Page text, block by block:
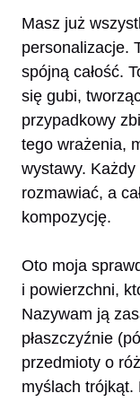
Masz już
personalizacje.
spójną całość.
się gubi,
przypadkowy
tego wrażenia,
wystawy.
rozmawiać, a
kompozycję.
Oto moja
i powierzchni,
Nazywam ją
płaszczyźnie
przedmioty o
myślach trójkąt.